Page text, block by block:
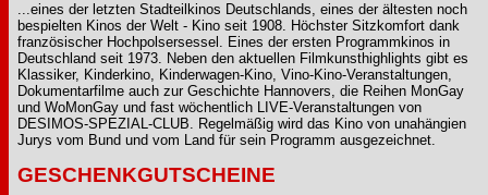
...eines der letzten Stadteilkinos Deutschlands, eines der ältesten noch
bespielten Kinos der Welt - Kino seit 1908. Höchster Sitzkomfort dank
französischer Hochpolsersessel. Eines der ersten Programmkinos in
Deutschland seit 1973. Neben den aktuellen Filmkunsthighlights gibt es
Klassiker, Kinderkino, Kinderwagen-Kino, Vino-Kino-Veranstaltungen,
Dokumentarfilme auch zur Geschichte Hannovers, die Reihen MonGay
und WoMonGay und fast wöchentlich LIVE-Veranstaltungen von
DESIMOS-SPEZIAL-CLUB. Regelmäßig wird das Kino von unahängien
Jurys vom Bund und vom Land für sein Programm ausgezeichnet.
GESCHENKGUTSCHEINE